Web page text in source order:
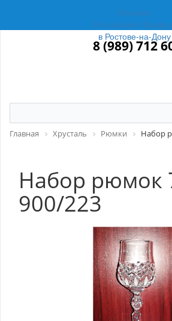
Магазин
Российский
в Ростове-на-Дону
8 (989) 712
Главная Хрусталь Рюмки Набор
Набор рюмок
900/223